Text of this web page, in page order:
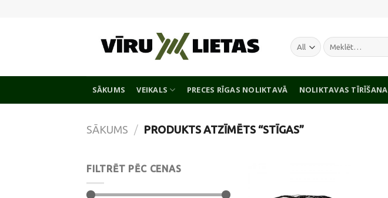
Meklēt:
SĀKUMS VEIKALS PRECES RĪGAS NOLIKTAVĀ NOLIKTAVAS TĪRĪŠANA
SĀKUMS / PRODUKTS ATZĪMĒTS “STĪGAS”
FILTRĒT PĒC CENAS